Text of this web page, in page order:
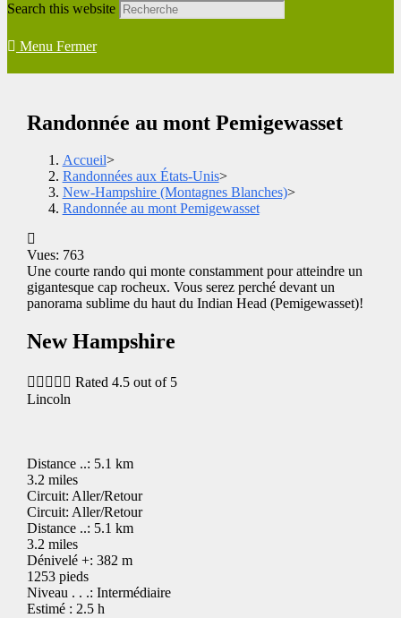
Search this website
Menu Fermer
Randonnée au mont Pemigewasset
Accueil>
Randonnées aux États-Unis>
New-Hampshire (Montagnes Blanches)>
Randonnée au mont Pemigewasset
Vues: 763
Une courte rando qui monte constamment pour atteindre un
gigantesque cap rocheux. Vous serez perché devant un
panorama sublime du haut du Indian Head (Pemigewasset)!
New Hampshire
     Rated 4.5 out of 5
Lincoln
Distance ..: 5.1 km
3.2 miles
Circuit: Aller/Retour
Circuit: Aller/Retour
Distance ..: 5.1 km
3.2 miles
Dénivelé +: 382 m
1253 pieds
Niveau . . .: Intermédiaire
Estimé : 2.5 h